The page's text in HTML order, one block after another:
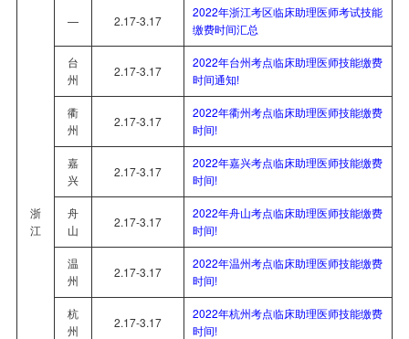
浙
江
— 2.17-3.17
2022年浙江考区临床助理医师考试技能
缴费时间汇总
台
州
2.17-3.17
2022年台州考点临床助理医师技能缴费
时间通知!
衢
州
2.17-3.17
2022年衢州考点临床助理医师技能缴费
时间!
嘉
兴
2.17-3.17
2022年嘉兴考点临床助理医师技能缴费
时间!
舟
山
2.17-3.17
2022年舟山考点临床助理医师技能缴费
时间!
温
州
2.17-3.17
2022年温州考点临床助理医师技能缴费
时间!
杭
州
2.17-3.17
2022年杭州考点临床助理医师技能缴费
时间!